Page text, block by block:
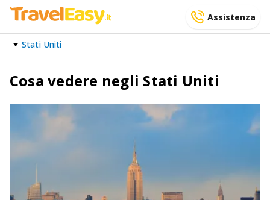
Assistenza
Stati Uniti
Cosa vedere negli Stati Uniti